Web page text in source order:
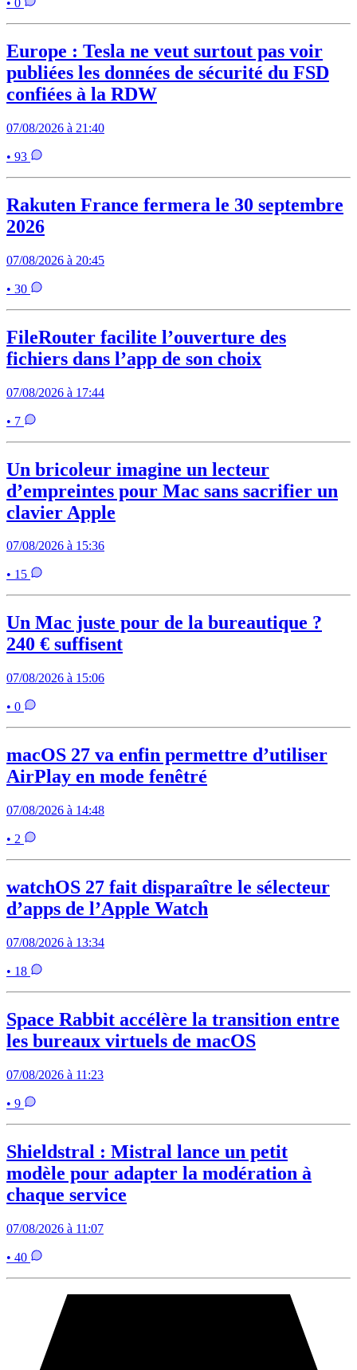
• 0
Europe : Tesla ne veut surtout pas voir
publiées les données de sécurité du FSD
confiées à la RDW
07/08/2026 à 21:40
• 93
Rakuten France fermera le 30 septembre
2026
07/08/2026 à 20:45
• 30
FileRouter facilite l’ouverture des
fichiers dans l’app de son choix
07/08/2026 à 17:44
• 7
Un bricoleur imagine un lecteur
d’empreintes pour Mac sans sacrifier un
clavier Apple
07/08/2026 à 15:36
• 15
Un Mac juste pour de la bureautique ?
240 € suffisent
07/08/2026 à 15:06
• 0
macOS 27 va enfin permettre d’utiliser
AirPlay en mode fenêtré
07/08/2026 à 14:48
• 2
watchOS 27 fait disparaître le sélecteur
d’apps de l’Apple Watch
07/08/2026 à 13:34
• 18
Space Rabbit accélère la transition entre
les bureaux virtuels de macOS
07/08/2026 à 11:23
• 9
Shieldstral : Mistral lance un petit
modèle pour adapter la modération à
chaque service
07/08/2026 à 11:07
• 40